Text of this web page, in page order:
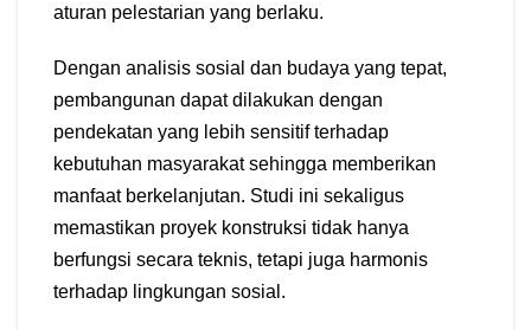
aturan pelestarian yang berlaku.
Dengan analisis sosial dan budaya yang tepat,
pembangunan dapat dilakukan dengan
pendekatan yang lebih sensitif terhadap
kebutuhan masyarakat sehingga memberikan
manfaat berkelanjutan. Studi ini sekaligus
memastikan proyek konstruksi tidak hanya
berfungsi secara teknis, tetapi juga harmonis
terhadap lingkungan sosial.